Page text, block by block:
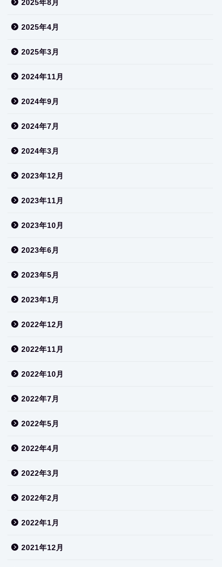
2025年8月
2025年4月
2025年3月
2024年11月
2024年9月
2024年7月
2024年3月
2023年12月
2023年11月
2023年10月
2023年6月
2023年5月
2023年1月
2022年12月
2022年11月
2022年10月
2022年7月
2022年5月
2022年4月
2022年3月
2022年2月
2022年1月
2021年12月